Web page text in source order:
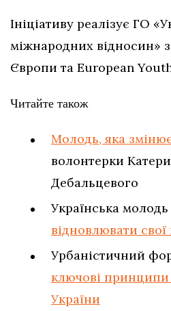
Ініціативу реалізує ГО
міжнародних відносин»
Європи та European
Читайте також
Молодь, яка
волонтерки
Дебальцевого
Українська молодь
відновлювати
Урбаністичний
ключові принципи
України